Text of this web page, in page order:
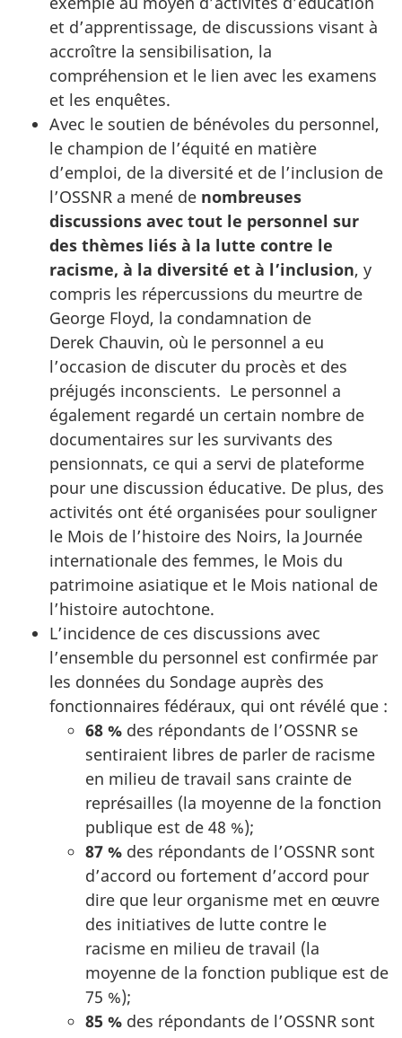
et d’apprentissage, de discussions visant à
accroître la sensibilisation, la
compréhension et le lien avec les examens
et les enquêtes.
Avec le soutien de bénévoles du personnel,
le champion de l’équité en matière
d’emploi, de la diversité et de l’inclusion de
l’OSSNR a mené de nombreuses
discussions avec tout le personnel sur
des thèmes liés à la lutte contre le
racisme, à la diversité et à l’inclusion, y
compris les répercussions du meurtre de
George Floyd, la condamnation de
Derek Chauvin, où le personnel a eu
l’occasion de discuter du procès et des
préjugés inconscients. Le personnel a
également regardé un certain nombre de
documentaires sur les survivants des
pensionnats, ce qui a servi de plateforme
pour une discussion éducative. De plus, des
activités ont été organisées pour souligner
le Mois de l’histoire des Noirs, la Journée
internationale des femmes, le Mois du
patrimoine asiatique et le Mois national de
l’histoire autochtone.
L’incidence de ces discussions avec
l’ensemble du personnel est confirmée par
les données du Sondage auprès des
fonctionnaires fédéraux, qui ont révélé que :
68 % des répondants de l’OSSNR se
sentiraient libres de parler de racisme
en milieu de travail sans crainte de
représailles (la moyenne de la fonction
publique est de 48 %);
87 % des répondants de l’OSSNR sont
d’accord ou fortement d’accord pour
dire que leur organisme met en œuvre
des initiatives de lutte contre le
racisme en milieu de travail (la
moyenne de la fonction publique est de
75 %);
85 % des répondants de l’OSSNR sont